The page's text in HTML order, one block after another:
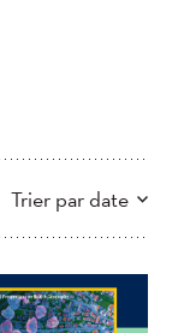
Trier par date
Chercher
2025
2022